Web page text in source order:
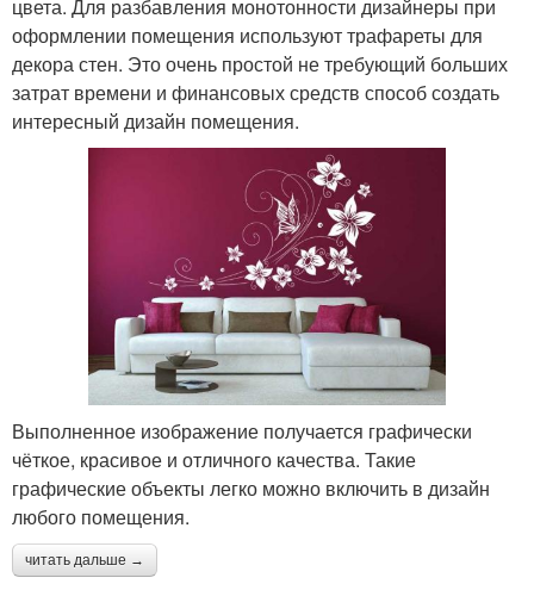
цвета. Для разбавления монотонности дизайнеры при
оформлении помещения используют трафареты для
декора стен. Это очень простой не требующий больших
затрат времени и финансовых средств способ создать
интересный дизайн помещения.
Выполненное изображение получается графически
чёткое, красивое и отличного качества. Такие
графические объекты легко можно включить в дизайн
любого помещения.
читать дальше →